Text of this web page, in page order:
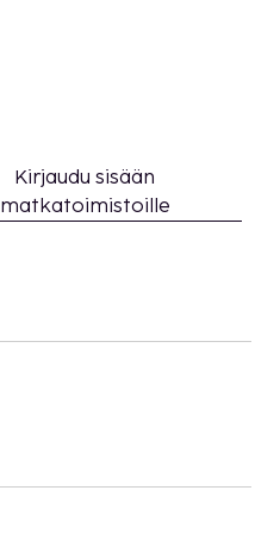
Kirjaudu sisään
matkatoimistoille